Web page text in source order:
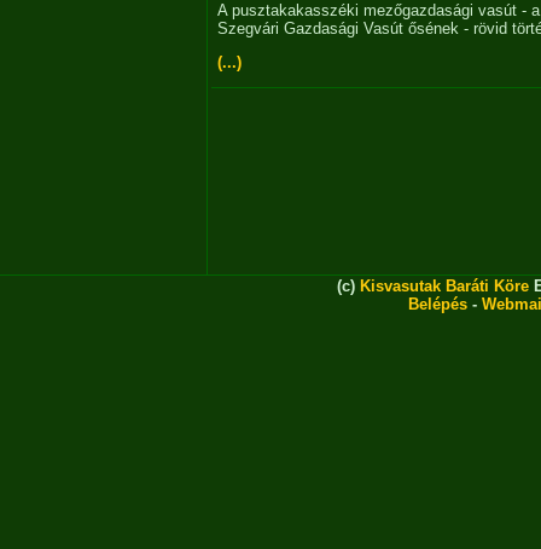
A pusztakakasszéki mezőgazdasági vasút - a
Szegvári Gazdasági Vasút ősének - rövid
(...)
(c) Kisvasutak Baráti Köre
Belépés -